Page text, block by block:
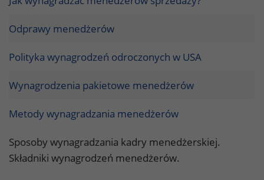
Odprawy menedżerów
Polityka wynagrodzeń odroczonych w USA
Wynagrodzenia pakietowe menedżerów
Metody wynagradzania menedżerów
Sposoby wynagradzania kadry menedżerskiej.
Składniki wynagrodzeń menedżerów.